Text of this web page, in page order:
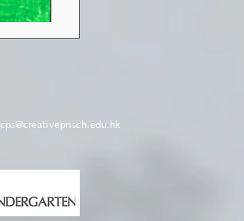
cps@creativeprisch.edu.hk